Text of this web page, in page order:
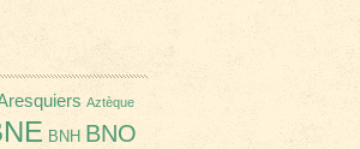
Aztèque
BNH BNO